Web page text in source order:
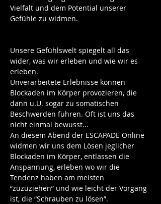
Vielfalt und dem Potential unserer
Gefühle zu widmen.
Unsere Gefühlswelt spiegelt all das
wider, was wir erleben und wie wir es
erleben.
Unverarbeitete Erlebnisse können
Blockaden im Körper provozieren, die
dann u.U. sogar zu somatischen
Beschwerden führen. Oft ist uns das
nicht einmal bewusst...
An diesem Abend der ESCAPADE Online
widmen wir uns dem Lösen jeglicher
Blockaden im Körper, entlassen die
Anspannung, erleben wo wir die
Tendenz haben am meisten
“zuzuziehen” und wie leicht der Vorgang
ist, die “Schrauben zu lösen”.